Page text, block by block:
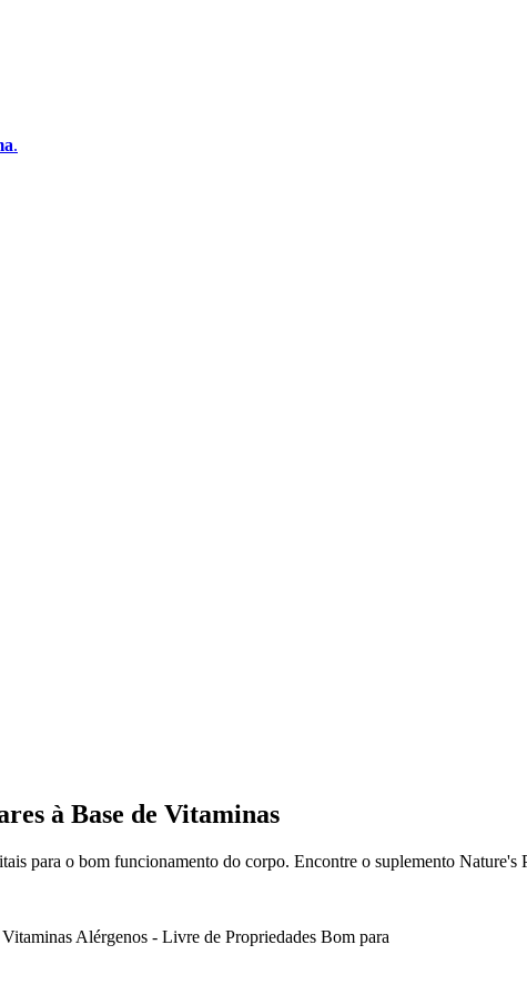
.
à Base de Vitaminas
para o bom funcionamento do corpo. Encontre o suplemento Nature's
Vitaminas Alérgenos - Livre de Propriedades Bom para